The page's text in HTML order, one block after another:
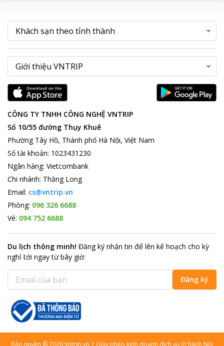
CÔNG TY TNHH CÔNG NGHỆ VNTRIP
Số 10/55 đường Thụy Khuê
Phường Tây Hồ, Thành phố Hà Nội, Việt Nam
Số tài khoản: 1023431230
Ngân hàng: Vietcombank
Chi nhánh: Thăng Long
Email: cs@vntrip.vn
Phòng: 096 326 6688
Vé: 094 752 6688
Du lịch thông minh! Đăng ký nhận tin để lên kế hoạch cho kỳ
nghỉ tới ngay từ bây giờ:
Đăng ký